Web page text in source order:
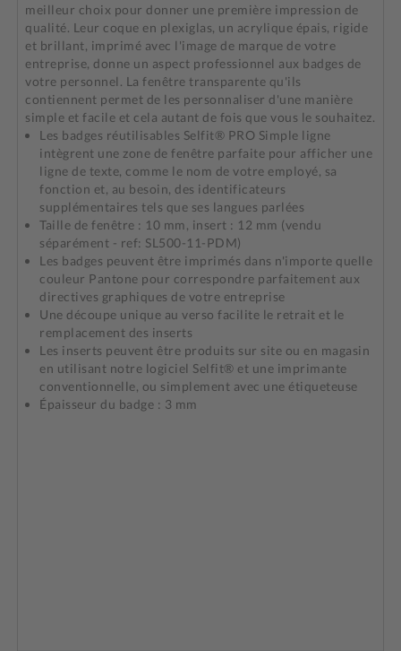
meilleur choix pour donner une première impression de
qualité. Leur coque en plexiglas, un acrylique épais, rigide
et brillant, imprimé avec l'image de marque de votre
entreprise, donne un aspect professionnel aux badges de
votre personnel. La fenêtre transparente qu'ils
contiennent permet de les personnaliser d'une manière
simple et facile et cela autant de fois que vous le souhaitez.
Les badges réutilisables Selfit® PRO Simple ligne
intègrent une zone de fenêtre parfaite pour afficher une
ligne de texte, comme le nom de votre employé, sa
fonction et, au besoin, des identificateurs
supplémentaires tels que ses langues parlées
Taille de fenêtre : 10 mm, insert : 12 mm (vendu
séparément - ref: SL500-11-PDM)
Les badges peuvent être imprimés dans n'importe quelle
couleur Pantone pour correspondre parfaitement aux
directives graphiques de votre entreprise
Une découpe unique au verso facilite le retrait et le
remplacement des inserts
Les inserts peuvent être produits sur site ou en magasin
en utilisant notre logiciel Selfit® et une imprimante
conventionnelle, ou simplement avec une étiqueteuse
Épaisseur du badge : 3 mm